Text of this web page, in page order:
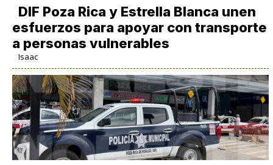
DIF Poza Rica y Estrella Blanca unen
esfuerzos para apoyar con transporte
a personas vulnerables
Isaac